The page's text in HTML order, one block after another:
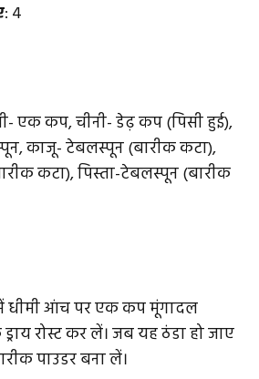
: 4
एक कप, चीनी- डेढ़ कप (पिसी हुई),
काजू- टेबलस्पून (बारीक कटा),
कटा), पिस्ता-टेबलस्पून (बारीक
आंच पर एक कप मूंगादल
रोस्ट कर लें। जब यह ठंडा हो जाए
पाउडर बना लें।